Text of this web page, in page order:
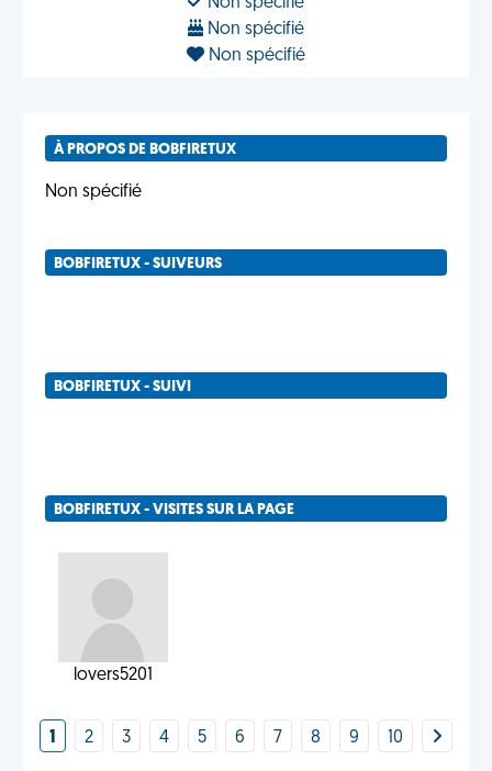
Non spécifié
Non spécifié
À PROPOS DE BOBFIRETUX
Non spécifié
BOBFIRETUX - SUIVEURS
BOBFIRETUX - SUIVI
BOBFIRETUX - VISITES SUR LA PAGE
lovers5201
1 2 3 4 5 6 7 8 9 10